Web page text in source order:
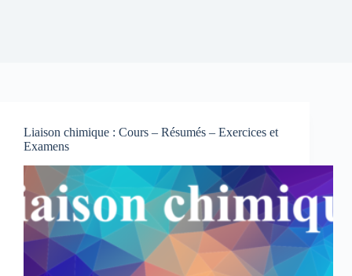
Liaison chimique : Cours – Résumés – Exercices et
Examens